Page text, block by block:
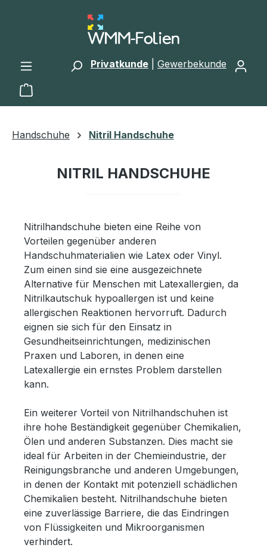
Zum Hauptinhalt springen
Privatkunde Gewerbekunde
Warenkorb enthält 0 Positionen. Der
Handschuhe Nitril Handschuhe
NITRIL HANDSCHUHE
Nitrilhandschuhe bieten eine Reihe von
Vorteilen gegenüber anderen
Handschuhmaterialien wie Latex oder Vinyl.
Zum einen sind sie eine ausgezeichnete
Alternative für Menschen mit Latexallergien, da
Nitrilkautschuk hypoallergen ist und keine
allergischen Reaktionen hervorruft. Dadurch
eignen sie sich für den Einsatz in
Gesundheitseinrichtungen, medizinischen
Praxen und Laboren, in denen eine
Latexallergie ein ernstes Problem darstellen
kann.
Ein weiterer Vorteil von Nitrilhandschuhen ist
ihre hohe Beständigkeit gegenüber Chemikalien,
Ölen und anderen Substanzen. Dies macht sie
ideal für Arbeiten in der Chemieindustrie, der
Reinigungsbranche und anderen Umgebungen,
in denen der Kontakt mit potenziell schädlichen
Chemikalien besteht. Nitrilhandschuhe bieten
eine zuverlässige Barriere, die das Eindringen
von Flüssigkeiten und Mikroorganismen
verhindert.